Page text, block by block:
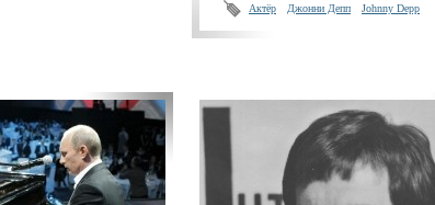
Актёр Джонни Депп Johnny Depp